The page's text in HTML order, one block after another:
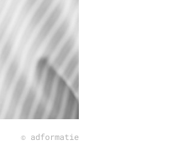
© adformatie